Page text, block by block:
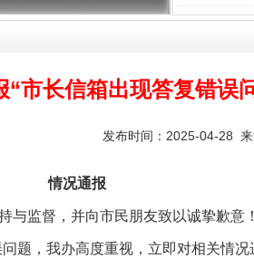
“市长信箱出现答复错误
发布时间：2025-04-28 来
情况通报
监督，并向市民朋友致以诚挚歉意！
，我办高度重视，立即对相关情况